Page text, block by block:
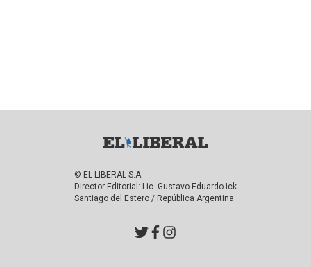
© EL LIBERAL S.A.
Director Editorial: Lic. Gustavo Eduardo Ick
Santiago del Estero / República Argentina